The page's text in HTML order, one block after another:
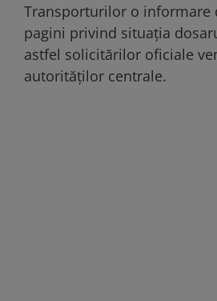
Transporturilor o informare
pagini privind situația
astfel solicitărilor oficiale
autorităților centrale.